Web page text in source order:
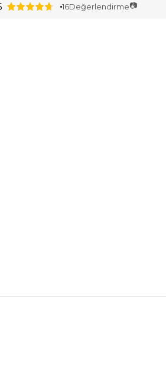
16Değerlendirme📷